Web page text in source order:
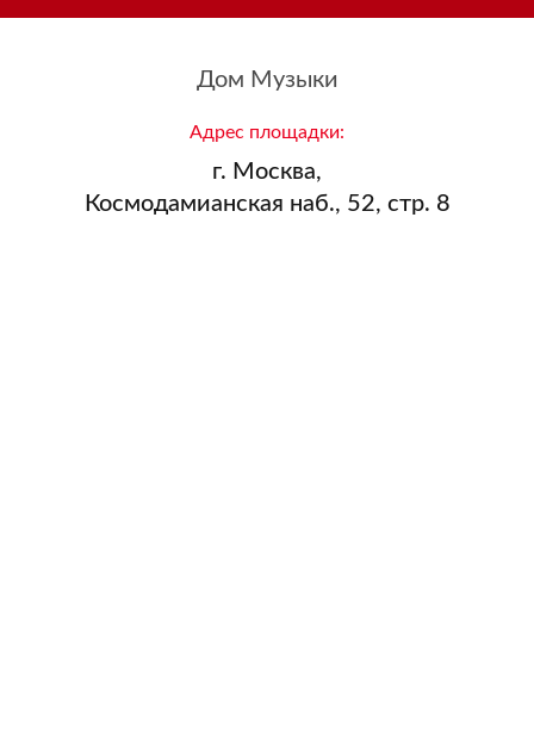
Дом Музыки
Адрес площадки:
г. Москва,
Космодамианская наб., 52, стр. 8